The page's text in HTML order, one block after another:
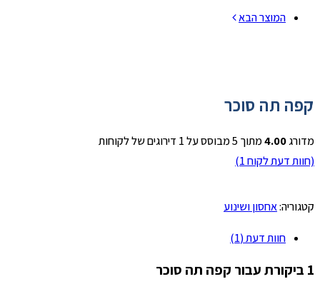
המוצר הבא
קפה תה סוכר
מדורג4.00מתוך 5 מבוסס על 1דירוגים של לקוחות
(חוות דעת לקוח1
)
קטגוריה:אחסון ושינוע
חוות דעת (1)
1 ביקורת עבור קפה תה סוכר